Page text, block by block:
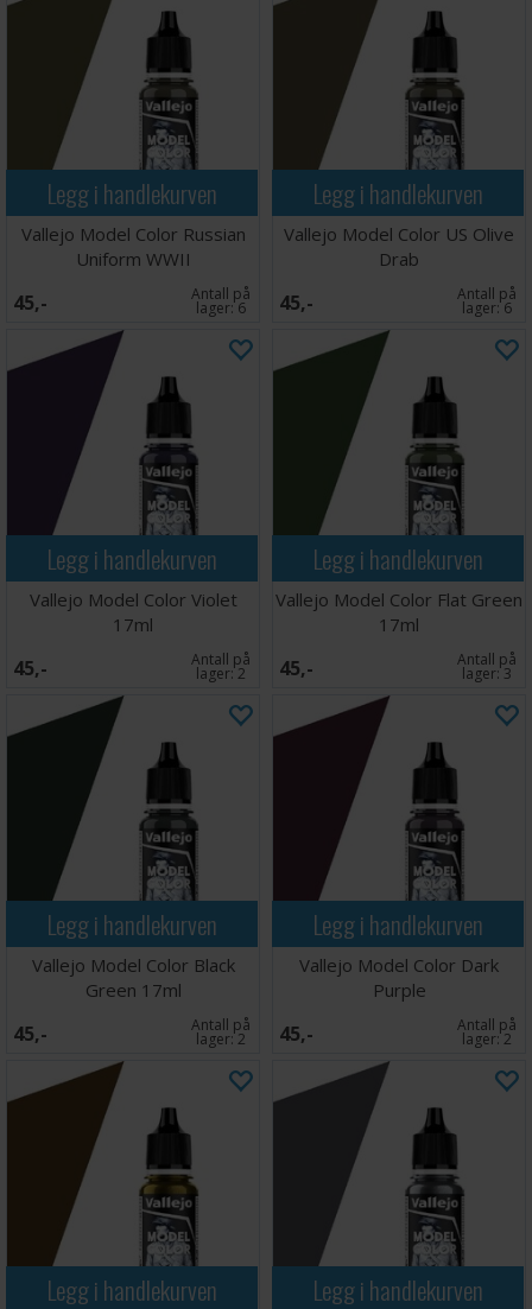
Legg i handlekurven
Vallejo Model Color Russian
Uniform WWII
45,- Antall på
lager:6
Legg i handlekurven
Vallejo Model Color US Olive
Drab
45,- Antall på
lager:6
Legg i handlekurven
Vallejo Model Color Violet
17ml
45,- Antall på
lager:2
Legg i handlekurven
Vallejo Model Color Flat Green
17ml
45,- Antall på
lager:3
Legg i handlekurven
Vallejo Model Color Black
Green 17ml
45,- Antall på
lager:2
Legg i handlekurven
Vallejo Model Color Dark
Purple
45,- Antall på
lager:2
Legg i handlekurven Legg i handlekurven